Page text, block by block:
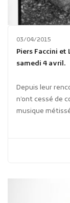
03/04/2015
Piers Faccini et
samedi 4 avril.
Depuis leur
n’ont cessé de
musique